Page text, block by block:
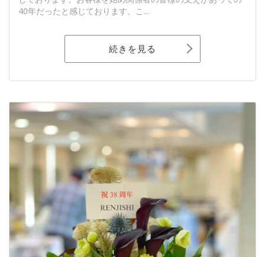
40年だったと感じております。こ...
続きを見る